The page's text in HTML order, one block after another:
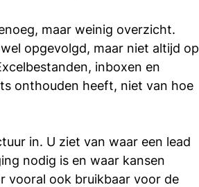
maar weinig overzicht.
opgevolgd, maar niet altijd op
inboxen en
onthouden heeft, niet van hoe
in. U ziet van waar een lead
nodig is en waar kansen
vooral ook bruikbaar voor de